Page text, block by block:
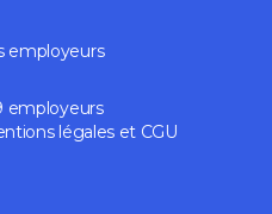
employeurs
employeurs
légaleset CGU